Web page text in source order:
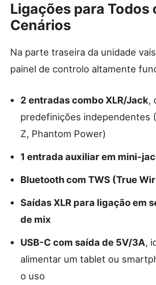
Ligações para Todos
Cenários
Na parte traseira da unidade
painel de controlo altamente
2 entradas combo XLR/Jack,
predefinições independentes
Z, Phantom Power)
1 entrada auxiliar em mini-
Bluetooth com TWS (True
Saídas XLR para ligação em
de mix
USB-C com saída de 5V/3A,
alimentar um tablet ou
o uso